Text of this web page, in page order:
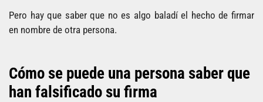
Pero hay que saber que no es algo baladí el hecho de firmar
en nombre de otra persona.
Cómo se puede una persona saber que
han falsificado su firma